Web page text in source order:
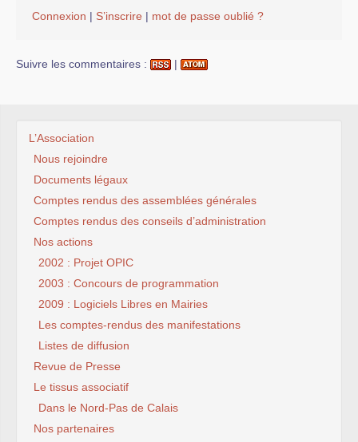
Connexion | S’inscrire | mot de passe oublié ?
Suivre les commentaires : |
L’Association
Nous rejoindre
Documents légaux
Comptes rendus des assemblées générales
Comptes rendus des conseils d’administration
Nos actions
2002 : Projet OPIC
2003 : Concours de programmation
2009 : Logiciels Libres en Mairies
Les comptes-rendus des manifestations
Listes de diffusion
Revue de Presse
Le tissus associatif
Dans le Nord-Pas de Calais
Nos partenaires